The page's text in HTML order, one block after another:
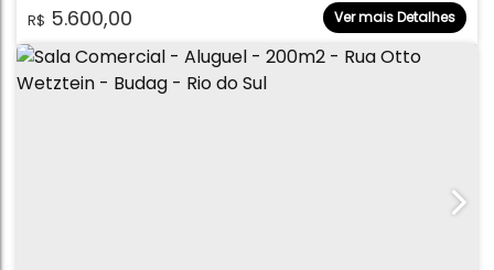
R$ 5.600,00 Ver mais Detalhes